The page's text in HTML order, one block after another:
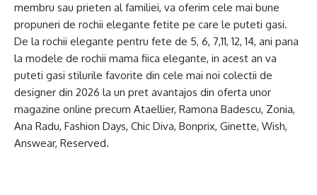
membru sau prieten al familiei, va oferim cele mai bune
propuneri de rochii elegante fetite pe care le puteti gasi.
De la rochii elegante pentru fete de 5, 6, 7,11, 12, 14, ani pana
la modele de rochii mama fiica elegante, in acest an va
puteti gasi stilurile favorite din cele mai noi colectii de
designer din 2026 la un pret avantajos din oferta unor
magazine online precum Ataellier, Ramona Badescu, Zonia,
Ana Radu, Fashion Days, Chic Diva, Bonprix, Ginette, Wish,
Answear, Reserved.